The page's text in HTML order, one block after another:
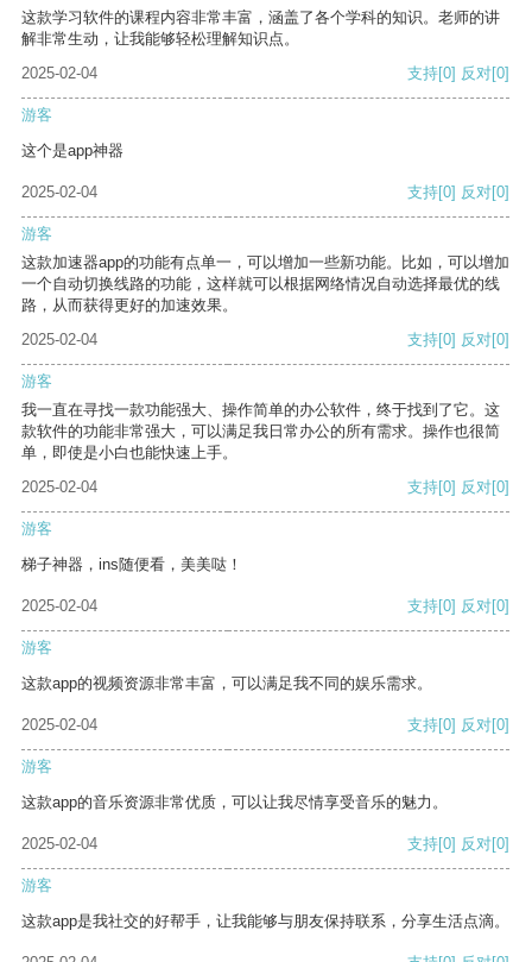
这款学习软件的课程内容非常丰富，涵盖了各个学科的知识。老师的讲
解非常生动，让我能够轻松理解知识点。
2025-02-04
支持[0] 反对[0]
游客
这个是app神器
2025-02-04 支持[0] 反对[0]
游客
这款加速器app的功能有点单一，可以增加一些新功能。比如，可以增加
一个自动切换线路的功能，这样就可以根据网络情况自动选择最优的线
路，从而获得更好的加速效果。
2025-02-04
支持[0] 反对[0]
游客
我一直在寻找一款功能强大、操作简单的办公软件，终于找到了它。这
款软件的功能非常强大，可以满足我日常办公的所有需求。操作也很简
单，即使是小白也能快速上手。
2025-02-04
支持[0] 反对[0]
游客
梯子神器，ins随便看，美美哒！
2025-02-04 支持[0] 反对[0]
游客
这款app的视频资源非常丰富，可以满足我不同的娱乐需求。
2025-02-04 支持[0] 反对[0]
游客
这款app的音乐资源非常优质，可以让我尽情享受音乐的魅力。
2025-02-04 支持[0] 反对[0]
游客
这款app是我社交的好帮手，让我能够与朋友保持联系，分享生活点滴。